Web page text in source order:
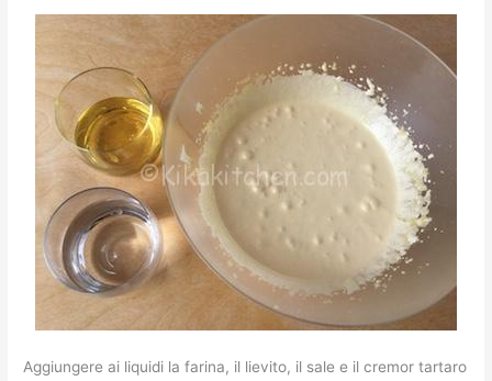
Aggiungere ai liquidi la farina, il lievito, il sale e il cremor tartaro